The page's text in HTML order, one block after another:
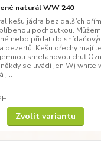
naturál WW 240
kešu jádra bez dalších
pochoutkou.
nebo přidat do
dezertů. Kešu ořechy mají
smetanovou
se uvádí jen W) white
j...
Zvolit variantu